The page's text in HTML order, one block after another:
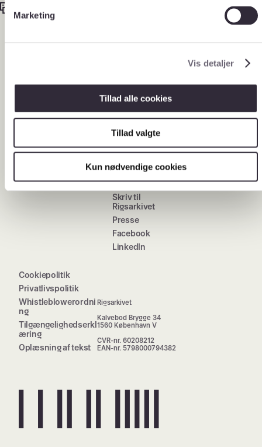
v
Marketing
Vis detaljer
Tillad alle cookies
Tillad valgte
Kun nødvendige cookies
Arrangementer
Nyhedsbreve
Job i Rigsarkivet
Driftsinformation
Kontakt
på læsesale
Kontakt os
Skriv til
Rigsarkivet
Presse
Facebook
LinkedIn
Cookiepolitik
Privatlivspolitik
Whistleblowerordni
ng
Tilgængelighedserkl
æring
Oplæsning af tekst
Rigsarkivet
Kalvebod Brygge 34
1560 København V
CVR-nr. 60208212
EAN-nr. 5798000794382